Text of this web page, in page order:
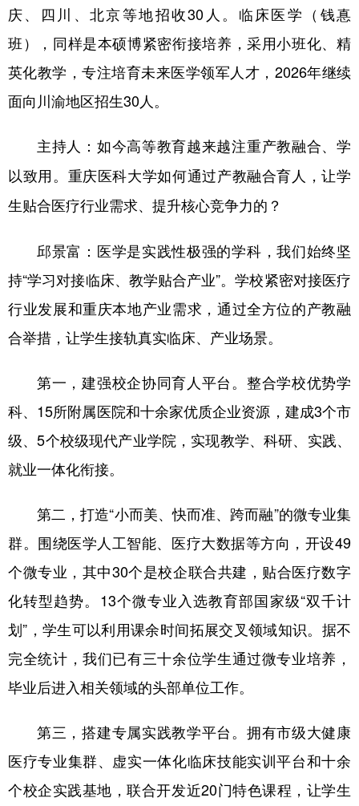
庆、四川、北京等地招收30人。临床医学（钱惪
班），同样是本硕博紧密衔接培养，采用小班化、精
英化教学，专注培育未来医学领军人才，2026年继续
面向川渝地区招生30人。
主持人：如今高等教育越来越注重产教融合、学
以致用。重庆医科大学如何通过产教融合育人，让学
生贴合医疗行业需求、提升核心竞争力的？
邱景富：医学是实践性极强的学科，我们始终坚
持“学习对接临床、教学贴合产业”。学校紧密对接医疗
行业发展和重庆本地产业需求，通过全方位的产教融
合举措，让学生接轨真实临床、产业场景。
第一，建强校企协同育人平台。整合学校优势学
科、15所附属医院和十余家优质企业资源，建成3个市
级、5个校级现代产业学院，实现教学、科研、实践、
就业一体化衔接。
第二，打造“小而美、快而准、跨而融”的微专业集
群。围绕医学人工智能、医疗大数据等方向，开设49
个微专业，其中30个是校企联合共建，贴合医疗数字
化转型趋势。13个微专业入选教育部国家级“双千计
划”，学生可以利用课余时间拓展交叉领域知识。据不
完全统计，我们已有三十余位学生通过微专业培养，
毕业后进入相关领域的头部单位工作。
第三，搭建专属实践教学平台。拥有市级大健康
医疗专业集群、虚实一体化临床技能实训平台和十余
个校企实践基地，联合开发近20门特色课程，让学生